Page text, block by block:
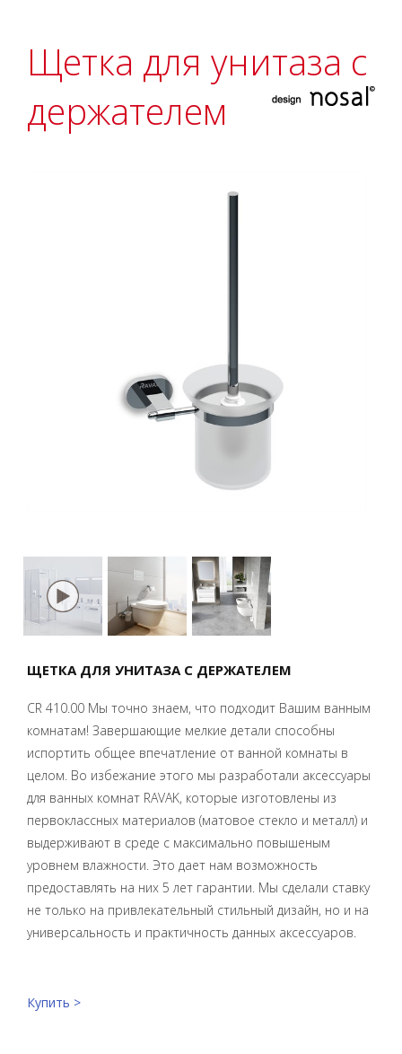
Щетка для унитаза с
держателем
ЩЕТКА ДЛЯ УНИТАЗА С ДЕРЖАТЕЛЕМ
CR 410.00 Мы точно знаем, что подходит Вашим ванным
комнатам! Завершающие мелкие детали способны
испортить общее впечатление от ванной комнаты в
целом. Во избежание этого мы разработали аксессуары
для ванных комнат RAVAK, которые изготовлены из
первоклассных материалов (матовое стекло и металл) и
выдерживают в среде с максимально повышеным
уровнем влажности. Это дает нам возможность
предоставлять на них 5 лет гарантии. Мы сделали ставку
не только на привлекательный стильный дизайн, но и на
универсальность и практичность данных аксессуаров.
Купить >